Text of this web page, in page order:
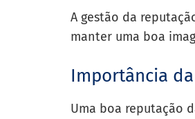
A gestão da
manter uma boa
Importância
Uma boa reputação